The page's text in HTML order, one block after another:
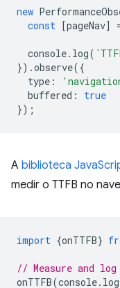
new
const [pageNav]
console. log(
}).observe({
type :
buffered :
true
});
A biblioteca
medir o TTFB no
import {onTTFB}
// Measure and
onTTFB(console. log